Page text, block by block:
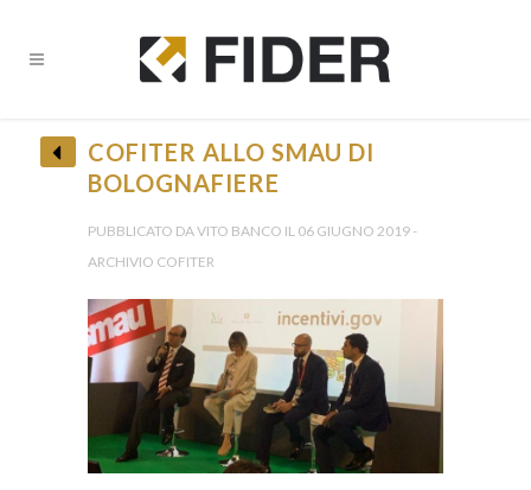
COFITER ALLO SMAU DI
BOLOGNAFIERE
PUBBLICATO DA VITO BANCO IL 06 GIUGNO 2019 -
ARCHIVIO COFITER
Provincia *